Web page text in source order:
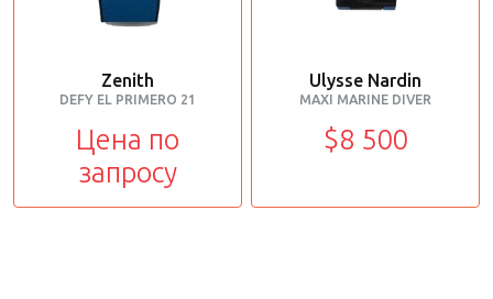
Zenith
DEFY EL PRIMERO 21
Цена по
запросу
Ulysse Nardin
MAXI MARINE DIVER
$8 500